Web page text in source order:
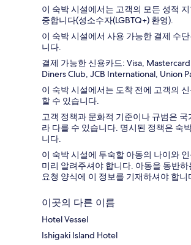
이 숙박 시설에서는 고객의 모든 성적
중합니다(성소수자(LGBTQ+) 환영).
이 숙박 시설에서 사용 가능한 결제 수
니다.
결제 가능한 신용카드: Visa,
Diners Club, JCB International, Union
이 숙박 시설에서는 도착 전에 고객의
할 수 있습니다.
고객 정책과 문화적 기준이나 규범은
라 다를 수 있습니다. 명시된 정책은 숙
니다.
이 숙박 시설에 투숙할 아동의 나이와
미리 알려주셔야 합니다. 아동을 동반
요청 양식에 이 정보를 기재하셔야 합니
이곳의 다른 이름
Hotel Vessel
Ishigaki Island Hotel